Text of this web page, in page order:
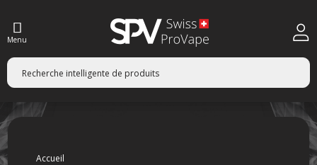
Menu
Accueil